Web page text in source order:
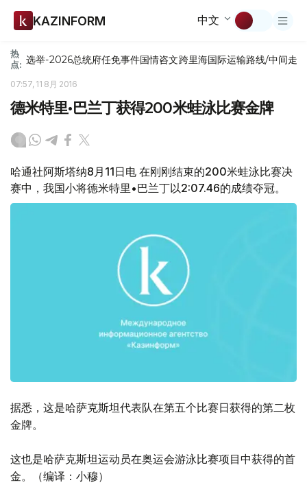
KAZINFORM 中文
热
点: 选举-2026总统府任免事件国情咨文跨里海国际运输路线/中间走廊
07:57, 11 8月 2016
德米特里•巴兰丁获得200米蛙泳比赛金牌
哈通社阿斯塔纳8月11日电 在刚刚结束的200米蛙泳比赛决
赛中，我国小将德米特里•巴兰丁以2:07.46的成绩夺冠。
据悉，这是哈萨克斯坦代表队在第五个比赛日获得的第二枚
金牌。
这也是哈萨克斯坦运动员在奥运会游泳比赛项目中获得的首
金。（编译：小穆）